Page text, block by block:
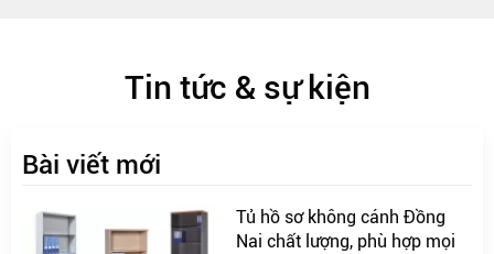
Tin tức & sự kiện
Bài viết mới
Tủ hồ sơ không cánh Đồng
Nai chất lượng, phù hợp mọi